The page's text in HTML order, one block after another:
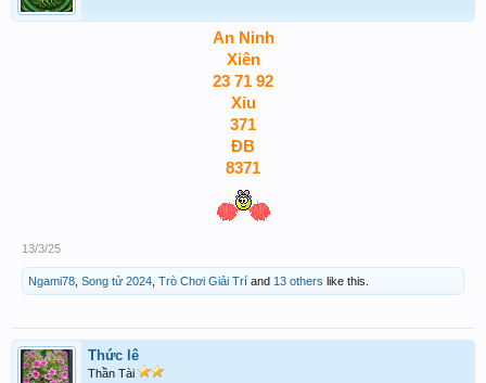
An Ninh
Xiên
23 71 92
Xỉu
371
ĐB
8371
13/3/25
Ngami78 Song tử 2024 Trò Chơi Giải Trí and 13 others like this.
Thức lê
Thần Tài